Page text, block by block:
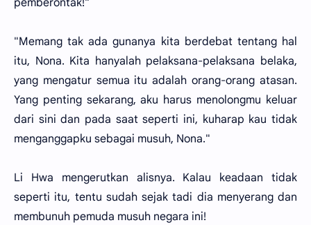
pemberontak!"
"Memang tak ada gunanya kita berdebat tentang hal
itu, Nona. Kita hanyalah pelaksana-pelaksana belaka,
yang mengatur semua itu adalah orang-orang atasan.
Yang penting sekarang, aku harus menolongmu keluar
dari sini dan pada saat seperti ini, kuharap kau tidak
menganggapku sebagai musuh, Nona."
Li Hwa mengerutkan alisnya. Kalau keadaan tidak
seperti itu, tentu sudah sejak tadi dia menyerang dan
membunuh pemuda musuh negara ini!